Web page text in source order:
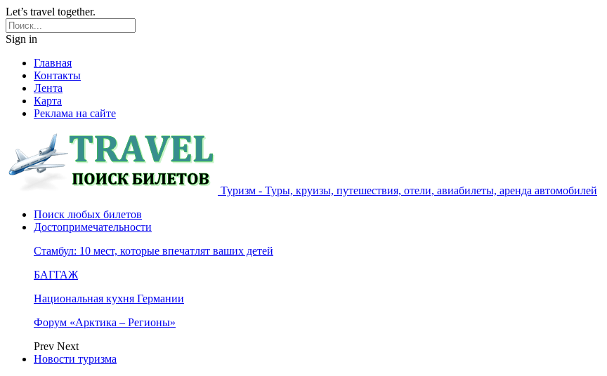
Let’s travel together.
Sign in
Главная
Контакты
Лента
Карта
Реклама на сайте
Туризм - Туры, круизы, путешествия, отели, авиабилеты, аренда автомобилей
Поиск любых билетов
Достопримечательности
Стамбул: 10 мест, которые впечатлят ваших детей
БАГГАЖ
Национальная кухня Германии
Форум «Арктика – Регионы»
Prev Next
Новости туризма